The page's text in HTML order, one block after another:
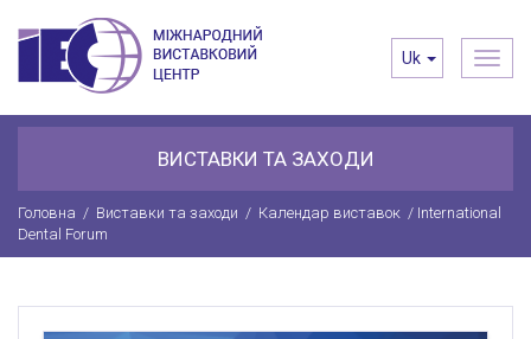
Uk
ВИСТАВКИ ТА ЗАХОДИ
Головна / Виставки та заходи / Календар виставок / International
Dental Forum